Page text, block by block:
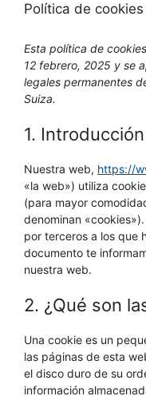
Política de cookies
Esta política de
12 febrero, 2025 y se
legales permanentes
Suiza.
1. Introducción
Nuestra web, https://
«la web») utiliza
(para mayor
denominan
por terceros a los que
documento te
nuestra web.
2. ¿Qué son
Una cookie es un
las páginas de esta
el disco duro de su
información